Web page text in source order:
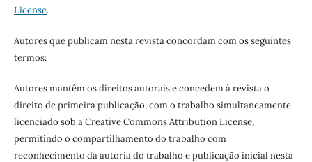
License.
Autores que publicam nesta revista concordam com os seguintes
termos:
Autores mantêm os direitos autorais e concedem à revista o
direito de primeira publicação, com o trabalho simultaneamente
licenciado sob a Creative Commons Attribution License,
permitindo o compartilhamento do trabalho com
reconhecimento da autoria do trabalho e publicação inicial nesta